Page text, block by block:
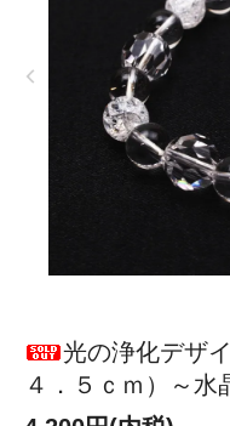
光の浄化デザ
４．５ｃｍ）～水